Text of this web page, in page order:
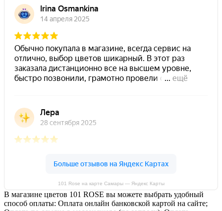
101 Rose на карте Самары — Яндекс Карты
В магазине цветов 101 ROSE вы можете выбрать удобный
способ оплаты: Оплата онлайн банковской картой на сайте;